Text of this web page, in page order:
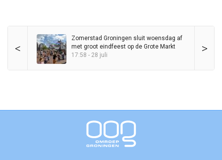
< >
Zomerstad Groningen sluit woensdag af
met groot eindfeest op de Grote Markt
17:58 - 28 juli